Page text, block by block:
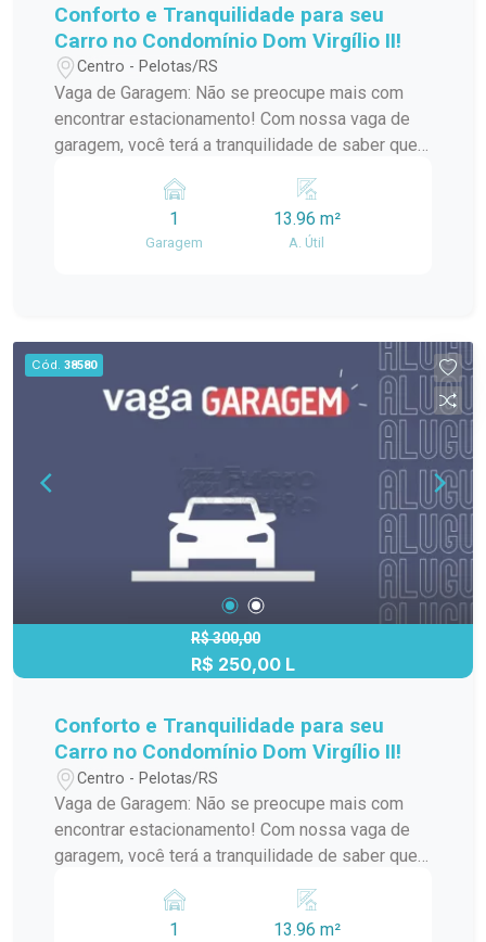
Conforto e Tranquilidade para seu
Carro no Condomínio Dom Virgílio II!
Centro - Pelotas/RS
Vaga de Garagem: Não se preocupe mais com
encontrar estacionamento! Com nossa vaga de
garagem, você terá a tranquilidade de saber que
seguro em nosso condomínio. Localização
Privilegiada: Situado na Rua Santa Cruz, próximo
à renomada Universidade Católica de Pelotas,
conveniente.
1
Garagem
13.96 m²
A. Útil
Cód. 38580
R$ 300,00
R$ 250,00 L
Conforto e Tranquilidade para seu
Carro no Condomínio Dom Virgílio II!
Centro - Pelotas/RS
Vaga de Garagem: Não se preocupe mais com
encontrar estacionamento! Com nossa vaga de
garagem, você terá a tranquilidade de saber que
seguro em nosso condomínio. Localização
Privilegiada: Situado na Rua Santa Cruz, próximo
1 13.96 m²